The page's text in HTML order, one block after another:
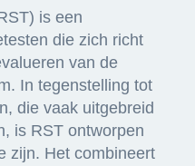
is een
die zich richt
van de
In tegenstelling tot
die vaak uitgebreid
is RST ontworpen
zijn. Het combineert